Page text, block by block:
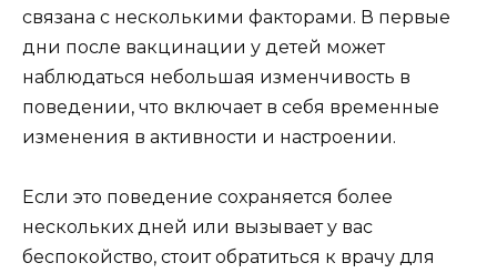
связана с несколькими факторами. В первые
дни после вакцинации у детей может
наблюдаться небольшая изменчивость в
поведении, что включает в себя временные
изменения в активности и настроении.
Если это поведение сохраняется более
нескольких дней или вызывает у вас
беспокойство, стоит обратиться к врачу для